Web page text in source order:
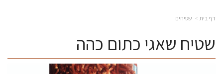
דף בית שטיחים
שטיח שאגי כתום כהה